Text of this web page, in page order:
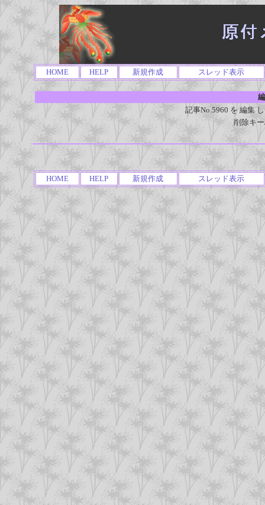
HOME HELP 新規作成 スレッド表示
記事No.5960 を 編集
削除キ
HOME HELP 新規作成 スレッド表示